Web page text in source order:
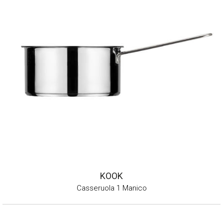
KOOK
Casseruola 1 Manico